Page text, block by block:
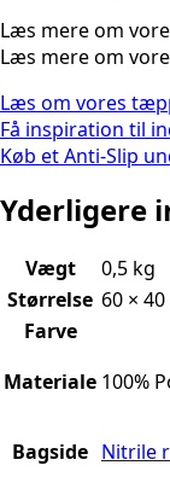
Læs mere om
Læs mere om
Læs om vores
Få inspiration til
Køb et Anti-Slip
Yderligere
Vægt
0,5 kg
Størrelse 60 ×
Farve
Materiale 100%
Bagside Nitrile